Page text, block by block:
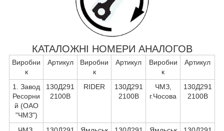
КАТАЛОЖНІ НОМЕРИ АНАЛОГОВ
Виробни
к
Артикул
Виробни
к
Артикул
Виробни
к
Артикул
1. Завод
Ресорни
й (ОАО
"ЧМЗ")
130Д291
2100В
RIDER
130Д291
2100В
ЧМЗ,
г.Чосова
130Д291
2100В